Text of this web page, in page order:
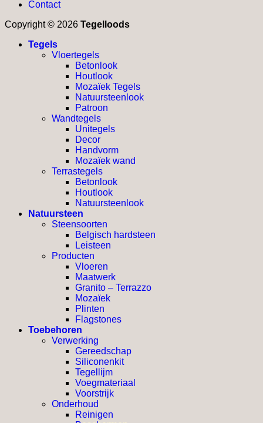
Contact
Copyright © 2026 Tegelloods
Tegels
Vloertegels
Betonlook
Houtlook
Mozaïek Tegels
Natuursteenlook
Patroon
Wandtegels
Unitegels
Decor
Handvorm
Mozaïek wand
Terrastegels
Betonlook
Houtlook
Natuursteenlook
Natuursteen
Steensoorten
Belgisch hardsteen
Leisteen
Producten
Vloeren
Maatwerk
Granito – Terrazzo
Mozaïek
Plinten
Flagstones
Toebehoren
Verwerking
Gereedschap
Siliconenkit
Tegellijm
Voegmateriaal
Voorstrijk
Onderhoud
Reinigen